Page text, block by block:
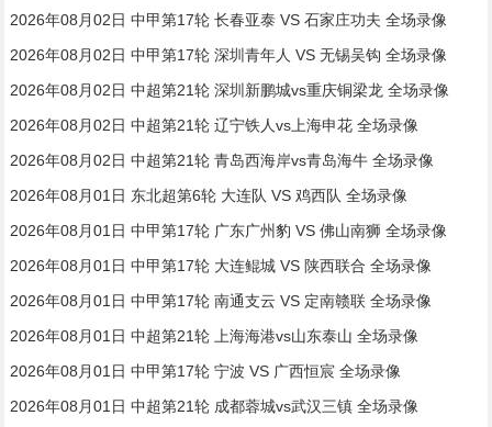
2026年08月02日 中甲第17轮 长春亚泰 VS 石家庄功夫 全场录像
2026年08月02日 中甲第17轮 深圳青年人 VS 无锡吴钩 全场录像
2026年08月02日 中超第21轮 深圳新鹏城vs重庆铜梁龙 全场录像
2026年08月02日 中超第21轮 辽宁铁人vs上海申花 全场录像
2026年08月02日 中超第21轮 青岛西海岸vs青岛海牛 全场录像
2026年08月01日 东北超第6轮 大连队 VS 鸡西队 全场录像
2026年08月01日 中甲第17轮 广东广州豹 VS 佛山南狮 全场录像
2026年08月01日 中甲第17轮 大连鲲城 VS 陕西联合 全场录像
2026年08月01日 中甲第17轮 南通支云 VS 定南赣联 全场录像
2026年08月01日 中超第21轮 上海海港vs山东泰山 全场录像
2026年08月01日 中甲第17轮 宁波 VS 广西恒宸 全场录像
2026年08月01日 中超第21轮 成都蓉城vs武汉三镇 全场录像